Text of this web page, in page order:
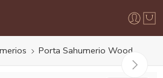
Porta Sahumerio Wood